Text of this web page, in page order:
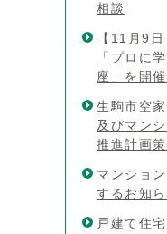
相談
【11月9
「プロに
座」を開
生駒市空
及びマン
推進計画
マンショ
するお知
戸建て住